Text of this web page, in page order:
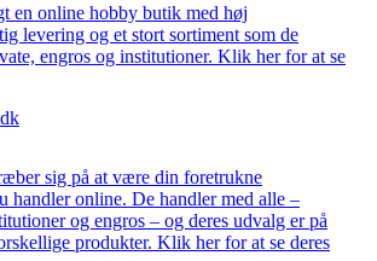
en online hobby butik med høj
levering og et stort sortiment som de
engros og institutioner. Klik her for at se
sig på at være din foretrukne
handler online. De handler med alle –
og engros – og deres udvalg er på
produkter. Klik her for at se deres